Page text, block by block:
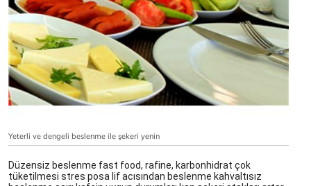
Yeterli ve dengeli beslenme ile şekeri yenin
Düzensiz beslenme fast food, rafine, karbonhidrat çok
tüketilmesi stres posa lif acısından beslenme kahvaltısız